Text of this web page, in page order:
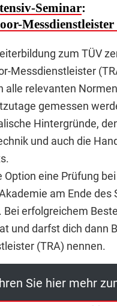
Seminar:
zum TÜV
Messdienstleister
alle relevanten
gemessen
Hintergründe,
und auch die
Option eine Prüfung
am Ende des
Bei erfolgreichem
und darfst dich dann
(TRA) nennen.
Sie hier mehr